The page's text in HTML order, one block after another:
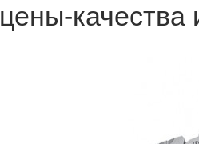
цены-качества